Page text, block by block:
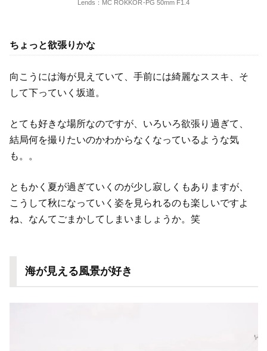
Lends：MC ROKKOR-PG 50mm F1.4
ちょっと欲張りかな
向こうには海が見えていて、手前には綺麗なススキ、そ
して下っていく坂道。
とても好きな場所なのですが、いろいろ欲張り過ぎて、
結局何を撮りたいのかわからなくなっているような気
も。。
ともかく夏が過ぎていくのが少し寂しくもありますが、
こうして秋になっていく姿を見られるのも楽しいですよ
ね、なんてごまかしてしまいましょうか。笑
海が見える風景が好き